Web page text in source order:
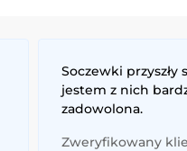
Soczewki przyszły
jestem z nich
zadowolona.
Zweryfikowany